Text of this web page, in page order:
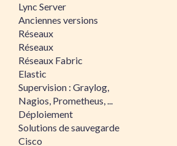
Lync Server
Anciennes versions
Réseaux
Réseaux
Réseaux Fabric
Elastic
Supervision : Graylog,
Nagios, Prometheus, ...
Déploiement
Solutions de sauvegarde
Cisco